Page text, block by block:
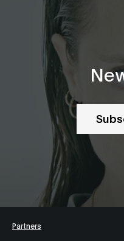
Partners